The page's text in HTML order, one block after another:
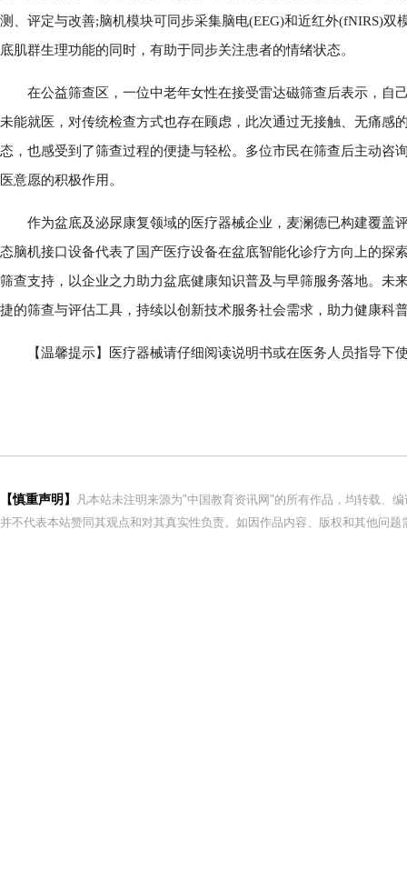
测、评定与改善;脑机模块可同步采集脑电(EEG)和近红外(fNIRS)
底肌群生理功能的同时，有助于同步关注患者的情绪状态。
在公益筛查区，一位中老年女性在接受雷达磁筛查后表示，自
未能就医，对传统检查方式也存在顾虑，此次通过无接触、无痛感
态，也感受到了筛查过程的便捷与轻松。多位市民在筛查后主动咨
医意愿的积极作用。
作为盆底及泌尿康复领域的医疗器械企业，麦澜德已构建覆盖
态脑机接口设备代表了国产医疗设备在盆底智能化诊疗方向上的探
筛查支持，以企业之力助力盆底健康知识普及与早筛服务落地。未
捷的筛查与评估工具，持续以创新技术服务社会需求，助力健康科
【温馨提示】医疗器械请仔细阅读说明书或在医务人员指导下
【慎重声明】
凡本站未注明来源为"中国教育资讯网"的所有作品，均转载、
并不代表本站赞同其观点和对其真实性负责。如因作品内容、版权和其他问